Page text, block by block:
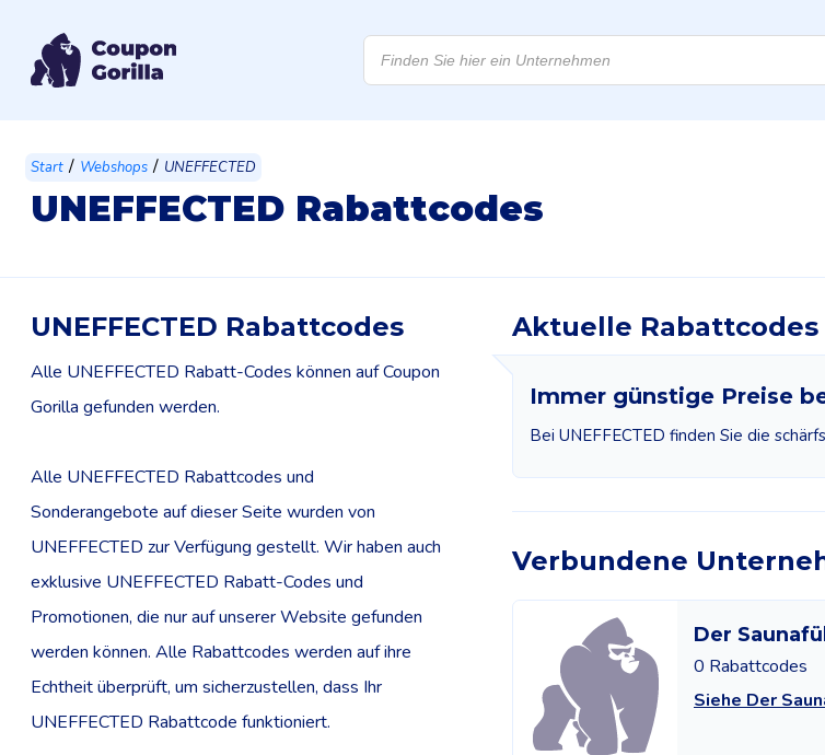
Products
search
Start / Webshops / UNEFFECTED
UNEFFECTED Rabattcodes
UNEFFECTED Rabattcodes
Alle UNEFFECTED Rabatt-Codes können auf Coupon
Gorilla gefunden werden.
Alle UNEFFECTED Rabattcodes und
Sonderangebote auf dieser Seite wurden von
UNEFFECTED zur Verfügung gestellt. Wir haben auch
exklusive UNEFFECTED Rabatt-Codes und
Promotionen, die nur auf unserer Website gefunden
werden können. Alle Rabattcodes werden auf ihre
Echtheit überprüft, um sicherzustellen, dass Ihr
UNEFFECTED Rabattcode funktioniert.
Aktuelle Rabattcodes
Immer günstige Preise
Bei UNEFFECTED finden Sie die
Verbundene
Der
0 Rabattcodes
Siehe Der